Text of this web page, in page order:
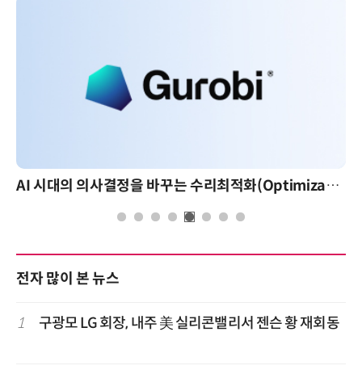
AI 시대의 의사결정을 바꾸는 수리최적화(Optimization): 실제 산업 적용 사례와 활용 전략
전자 많이 본 뉴스
1 구광모 LG 회장, 내주 美 실리콘밸리서 젠슨 황 재회동